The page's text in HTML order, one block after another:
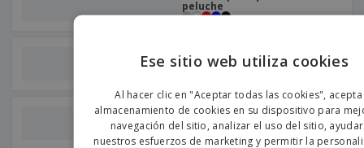
peluche
Kariban | Abrigo micropolar
falco
Result | Chaqueta softshell
para estampar
Ese sitio web utiliza cookies
Al hacer clic en "Aceptar todas las cookies",
almacenamiento de cookies en su dispositivo para
navegación del sitio, analizar el uso del sitio,
nuestros esfuerzos de marketing y permitir la